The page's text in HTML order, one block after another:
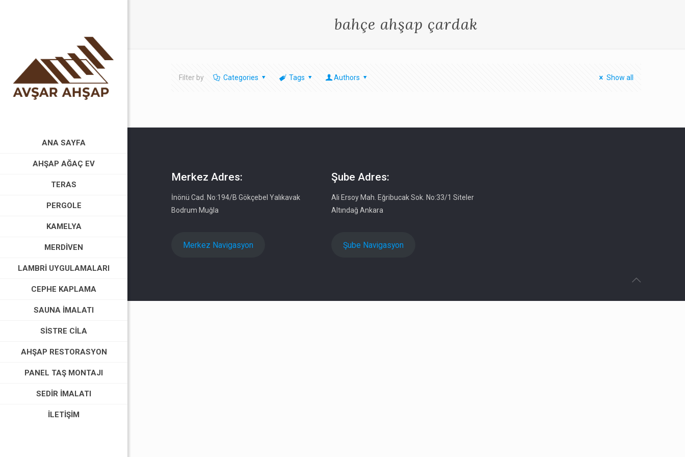
ANA SAYFA
AHŞAP AĞAÇ EV
TERAS
PERGOLE
KAMELYA
MERDIVEN
LAMBRI UYGULAMALARI
CEPHE KAPLAMA
SAUNA İMALATI
SISTRE CILA
AHŞAP RESTORASYON
PANEL TAŞ MONTAJI
SEDIR İMALATI
İLETIŞIM
bahçe ahşap çardak
Filter by Categories Tags Authors Show all
Merkez Adres:
İnönü Cad. No:194/B Gökçebel Yalıkavak
Bodrum Muğla
Merkez Navigasyon
Şube Adres:
Ali Ersoy Mah. Eğribucak Sok. No:33/1 Siteler
Altındağ Ankara
Şube Navigasyon